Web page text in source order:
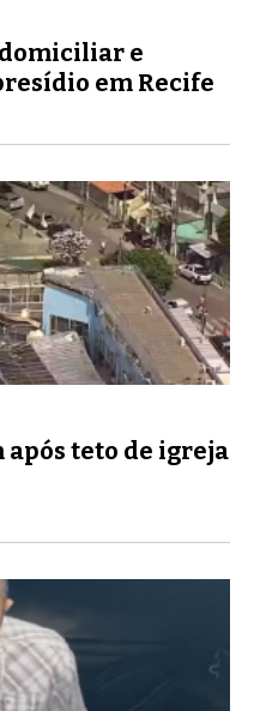
e
em Recife
após teto de igreja